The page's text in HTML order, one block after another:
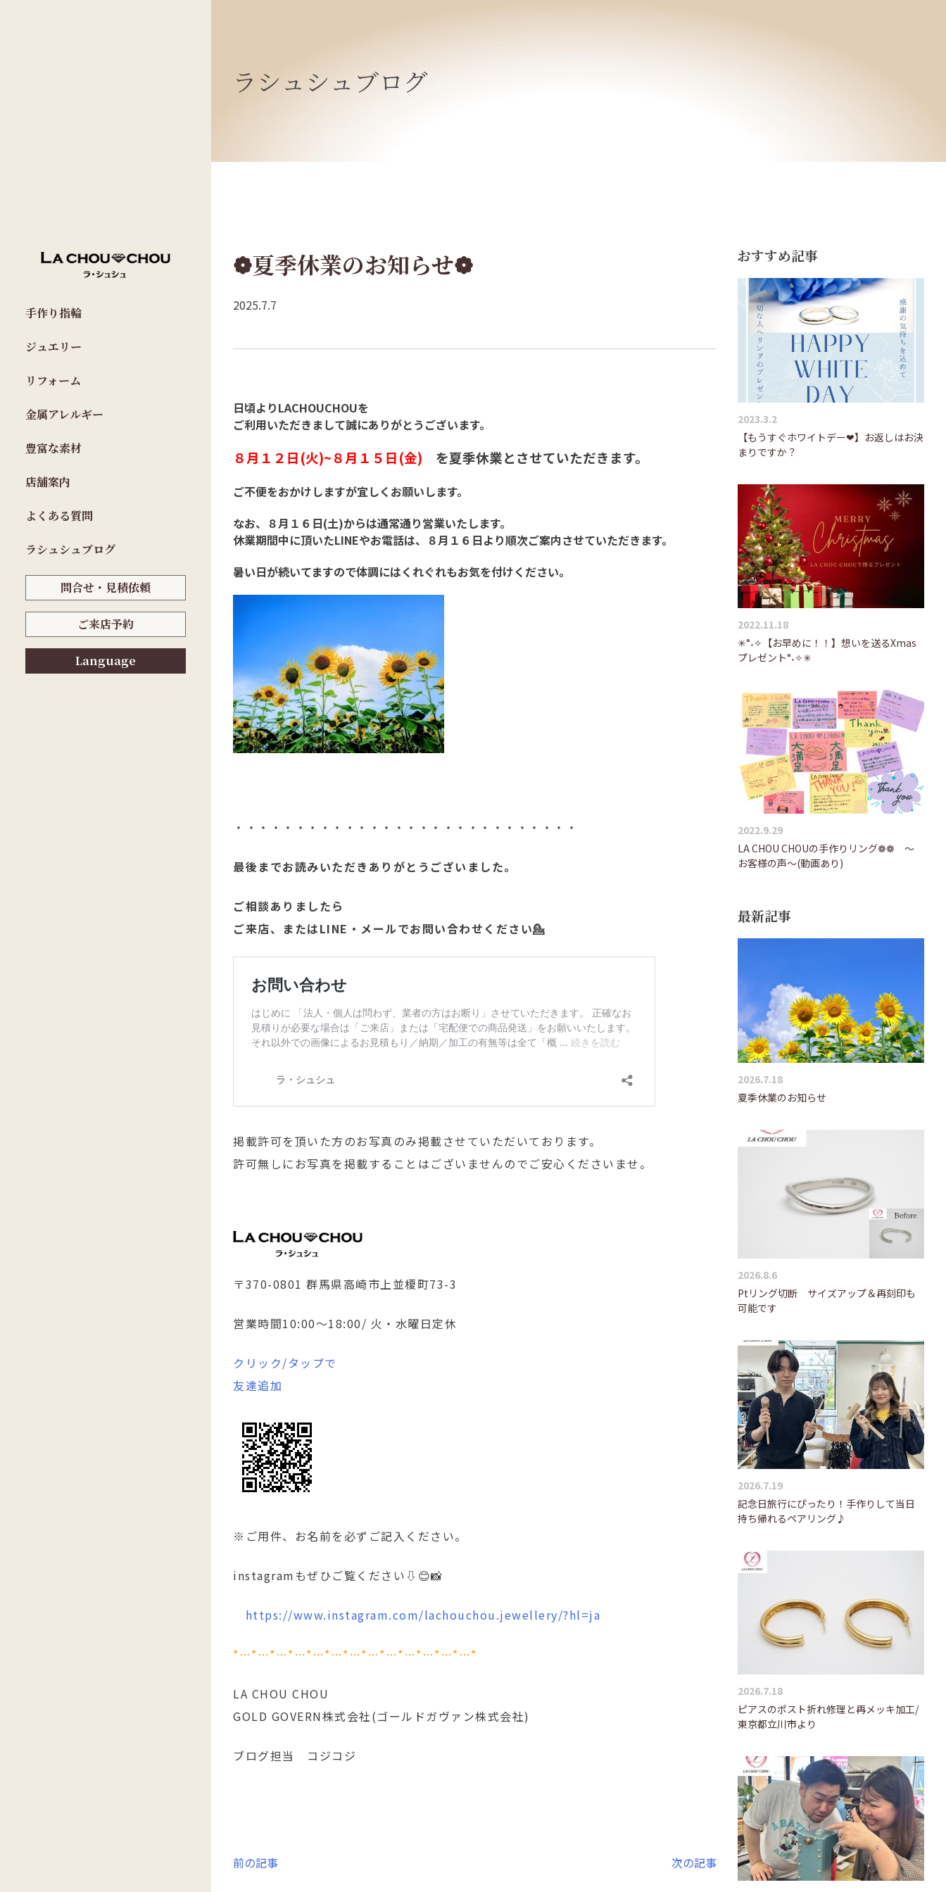
手作り指輪
ジュエリー
リフォーム
金属アレルギー
豊富な素材
店舗案内
よくある質問
ラシュシュブログ
問合せ・見積依頼
ご来店予約
Language
ラシュシュブログ
❁夏季休業のお知らせ❁
2025.7.7
日頃よりLACHOUCHOUを
ご利用いただきまして誠にありがとうございます。
８月１２日(火)~８月１５日(金) を夏季休業とさせていただきます。
ご不便をおかけしますが宜しくお願いします。
なお、８月１６日(土)からは通常通り営業いたします。
休業期間中に頂いたLINEやお電話は、８月１６日より順次ご案内させていただきます。
暑い日が続いてますので体調にはくれぐれもお気を付けください。
・・・・・・・・・・・・・・・・・・・・・・・・・・・・
最後までお読みいただきありがとうございました。
ご相談ありましたら
ご来店、またはLINE・メールでお問い合わせください💁
掲載許可を頂いた方のお写真のみ掲載させていただいております。
許可無しにお写真を掲載することはございませんのでご安心くださいませ。
〒370-0801 群馬県高崎市上並榎町73-3
営業時間10:00～18:00/ 火・水曜日定休
クリック/タップで
友達追加
※ご用件、お名前を必ずご記入ください。
instagramもぜひご覧ください⇩😊📸
https://www.instagram.com/lachouchou.jewellery/?hl=ja
*…*…*…*…*…*…*…*…*…*…*…*…*…*
LA CHOU CHOU
GOLD GOVERN株式会社(ゴールドガヴァン株式会社)
ブログ担当 コジコジ
投
前の記事 次の記事
おすすめ記事
2023.3.2
【もうすぐホワイトデー❤】お返しはお決
まりですか？
2022.11.18
✳°˖✧【お早めに！！】想いを送るXmas
プレゼント°˖✧✳
2022.9.29
LA CHOU CHOUの手作りリング❁❁ ～
お客様の声～(動画あり)
最新記事
2026.7.18
夏季休業のお知らせ
2026.8.6
Ptリング切断 サイズアップ＆再刻印も
可能です
2026.7.19
記念日旅行にぴったり！手作りして当日
持ち帰れるペアリング♪
2026.7.18
ピアスのポスト折れ修理と再メッキ加工/
東京都立川市より